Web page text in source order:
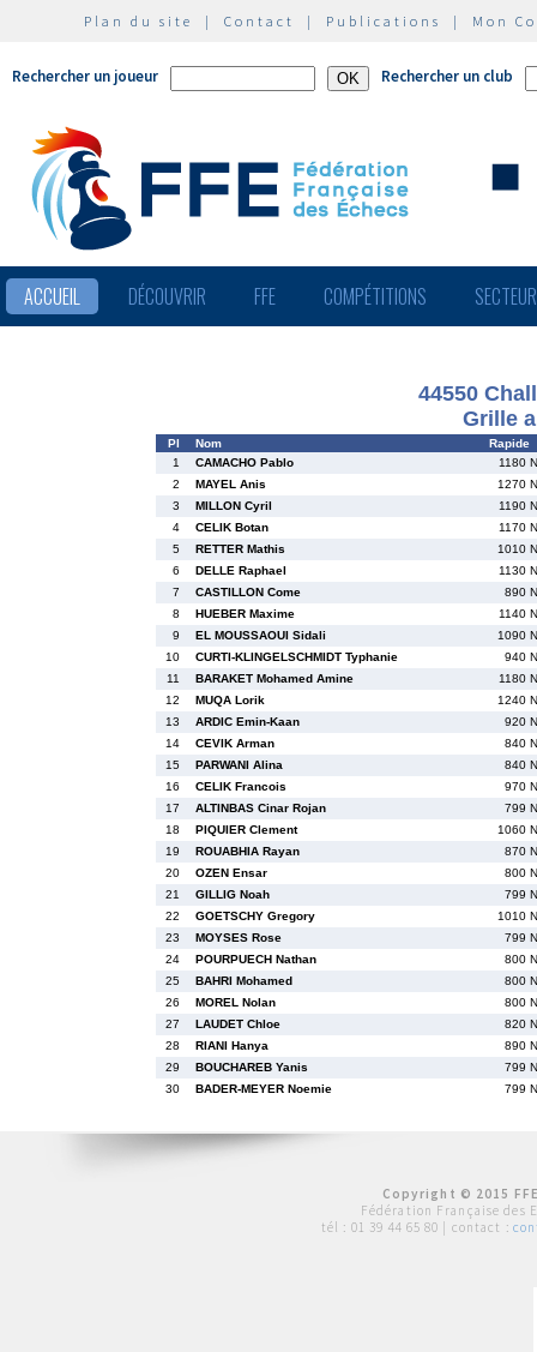
Plan du site | Contact | Publications | Mon
Rechercher un joueur Rechercher un club
ACCUEIL DÉCOUVRIR FFE COMPÉTITIONS
44550
Grille
Pl Nom
Rapide
1
CAMACHO Pablo
1180 N
2
MAYEL Anis
1270 N
3
MILLON Cyril
1190 N
4
CELIK Botan
1170 N
5
RETTER Mathis
1010 N
6
DELLE Raphael
1130 N
7
CASTILLON Come
890 N
8
HUEBER Maxime
1140 N
9
EL MOUSSAOUI Sidali
1090 N
10
CURTI-KLINGELSCHMIDT Typhanie
940 N
11
BARAKET Mohamed Amine
1180 N
12
MUQA Lorik
1240 N
13
ARDIC Emin-Kaan
920 N
14
CEVIK Arman
840 N
15
PARWANI Alina
840 N
16
CELIK Francois
970 N
17
ALTINBAS Cinar Rojan
799 N
18
PIQUIER Clement
1060 N
19
ROUABHIA Rayan
870 N
20
OZEN Ensar
800 N
21
GILLIG Noah
799 N
22
GOETSCHY Gregory
1010 N
23
MOYSES Rose
799 N
24
POURPUECH Nathan
800 N
25
BAHRI Mohamed
800 N
26
MOREL Nolan
800 N
27
LAUDET Chloe
820 N
28
RIANI Hanya
890 N
29
BOUCHAREB Yanis
799 N
30
BADER-MEYER Noemie 799 N
Copyright © 2015
Fédération Française des
tél : 01 39 44 65 80 | contact :